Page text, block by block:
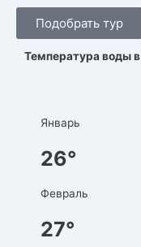
Подобрать тур
Температура воды
Январь
26°
Февраль
27°